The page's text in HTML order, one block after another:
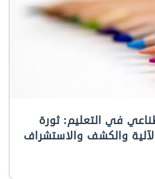
في التعليم: ثورة
الآلية والكشف والاستشراف